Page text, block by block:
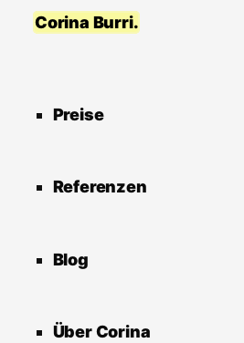
Corina Burri.
Preise
Referenzen
Blog
Über Corina